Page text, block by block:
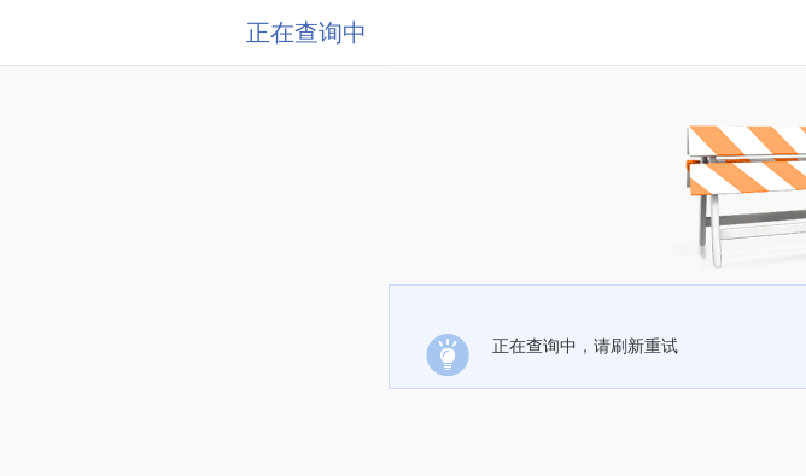
正在查询中
正在查询中，请刷新重试